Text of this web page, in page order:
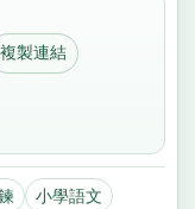
複製連結
小學語文